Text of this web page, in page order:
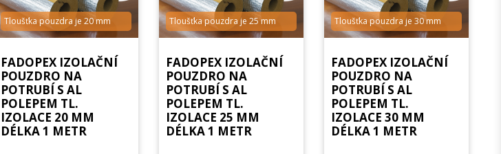
Tloušťka pouzdra je 20 mm
FADOPEX IZOLAČNÍ
POUZDRO NA
POTRUBÍ S AL
POLEPEM TL.
IZOLACE 20 MM
DÉLKA 1 METR
Tloušťka pouzdra je 25 mm
FADOPEX IZOLAČNÍ
POUZDRO NA
POTRUBÍ S AL
POLEPEM TL.
IZOLACE 25 MM
DÉLKA 1 METR
Tloušťka pouzdra je 30 mm
FADOPEX IZOLAČNÍ
POUZDRO NA
POTRUBÍ S AL
POLEPEM TL.
IZOLACE 30 MM
DÉLKA 1 METR